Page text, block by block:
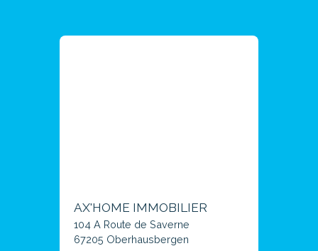
AX'HOME IMMOBILIER
104 A Route de Saverne
67205 Oberhausbergen